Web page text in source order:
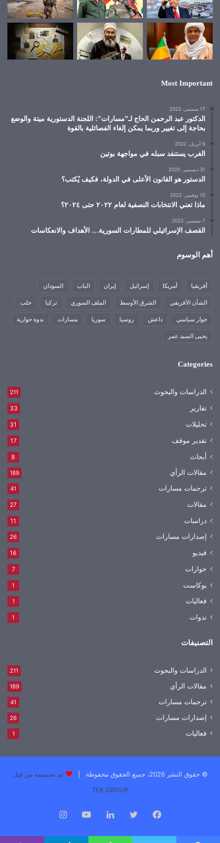
Most Important
17 سبتمبر، 2022
الدكتور عبد الرحمن الحاج لـ”مسارات”: اللجنة الدستورية ميتة والوضع
بحاجة إلى تغيير وربما يمكن إلغاء الفصائلية بالقوة
6 أبريل، 2022
الغرب يستنفد سبله في مواجهة بوتين
31 ديسمبر، 2020
الدستور هو القانون الأعلى في الدولة، فكيف يُكتب؟
10 نوفمبر، 2022
ماذا تعني الانتخابات النصفية لعام ٢٠٢٢ حتى ٢٠٢٤؟
7 سبتمبر، 2022
القصف الإسرائيلي للمطارات السورية… الأهداف والانعكاسات
أهم الوسوم
أفريقيا أمريكا إسرائيل إيران الباب السودان
الشأن الأفريقي الشرق الأوسط الملف السوري تركيا حلب
حوار سياسي داعش روسيا سوريا مسارات ندوة حوارية
يحيى السيد عمر
Categories
الدراسات والبحوث 211
تقارير 33
تحليلات 31
تقدير موقف 17
أبحاث 8
مقالات الرأي 189
ترجمات مسارات 41
مقالات 27
دراسات 11
إصدارات مسارات 26
فيديو 16
حوارات 7
بوكاست 1
فعاليات 1
ندوات 1
التصنيفات
الدراسات والبحوث 211
مقالات الرأي 189
ترجمات مسارات 41
إصدارات مسارات 26
فعاليات 1
© حقوق النشر 2026، جميع الحقوق محفوظة |
تم تصميمه من قِبل
TEK GROUP
فيسبوك تويتر لينكدإن يوتيوب